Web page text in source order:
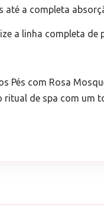
até a completa
a linha completa
Pés com Rosa
de spa com um